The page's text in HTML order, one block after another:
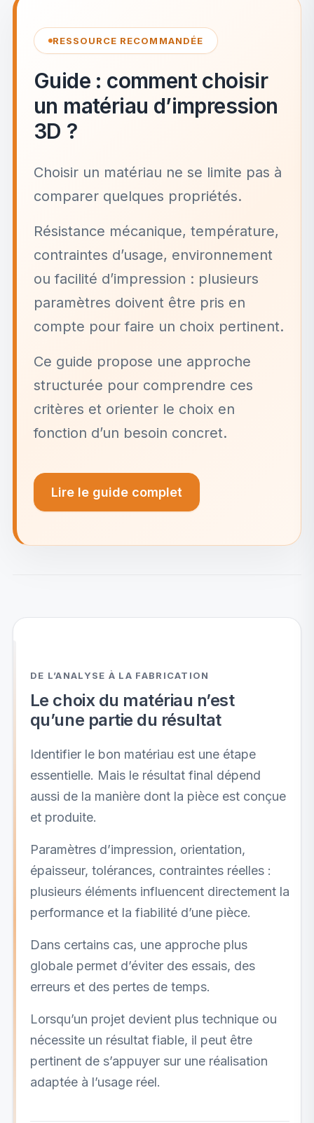
RESSOURCE RECOMMANDÉE
Guide : comment choisir
un matériau d’impression
3D ?
Choisir un matériau ne se limite pas à
comparer quelques propriétés.
Résistance mécanique, température,
contraintes d’usage, environnement
ou facilité d’impression : plusieurs
paramètres doivent être pris en
compte pour faire un choix pertinent.
Ce guide propose une approche
structurée pour comprendre ces
critères et orienter le choix en
fonction d’un besoin concret.
Lire le guide complet
DE L’ANALYSE À LA FABRICATION
Le choix du matériau n’est
qu’une partie du résultat
Identifier le bon matériau est une étape
essentielle. Mais le résultat final dépend
aussi de la manière dont la pièce est conçue
et produite.
Paramètres d’impression, orientation,
épaisseur, tolérances, contraintes réelles :
plusieurs éléments influencent directement la
performance et la fiabilité d’une pièce.
Dans certains cas, une approche plus
globale permet d’éviter des essais, des
erreurs et des pertes de temps.
Lorsqu’un projet devient plus technique ou
nécessite un résultat fiable, il peut être
pertinent de s’appuyer sur une réalisation
adaptée à l’usage réel.